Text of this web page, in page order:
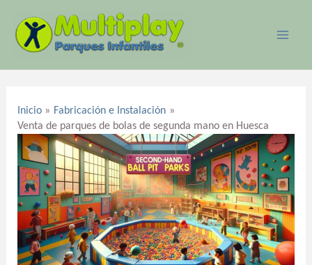
contenido
Inicio
Fabricación e Instalación
Venta de parques de bolas de segunda mano en Huesca
entradas